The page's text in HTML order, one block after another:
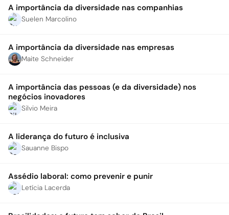
A importância da diversidade nas companhias
Suelen Marcolino
A importância da diversidade nas empresas
Maite Schneider
A importância das pessoas (e da diversidade) nos
negócios inovadores
Silvio Meira
A liderança do futuro é inclusiva
Sauanne Bispo
Assédio laboral: como prevenir e punir
Letícia Lacerda